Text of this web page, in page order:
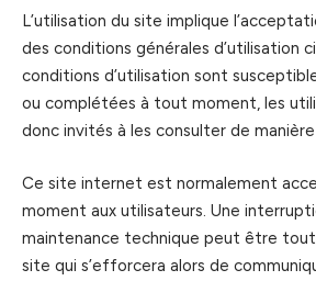
L’utilisation du site implique
des conditions générales d’utilisation
conditions d’utilisation sont
ou complétées à tout moment, les
donc invités à les consulter de
Ce site internet est normalement
moment aux utilisateurs. Une
maintenance technique peut être
site qui s’efforcera alors de